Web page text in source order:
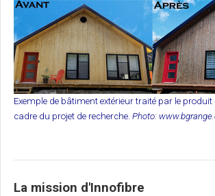
Exemple de bâtiment extérieur traité par le produit
cadre du projet de recherche. Photo:
La mission d'Innofibre